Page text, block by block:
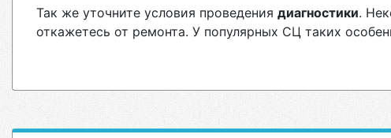
Так же уточните условия проведения диагностики.
откажетесь от ремонта. У популярных СЦ таких